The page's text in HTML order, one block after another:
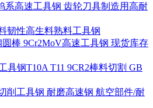
系高速工具钢 齿轮刀具制造用高耐
韧性高生料熟料工具钢
棒 9Cr2MoV高速工具钢 现货库存
具钢T10A T11 9CR2棒料切割 GB
削工具钢 耐磨高速钢 航空部件/耐